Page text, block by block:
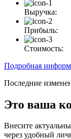
Выручка:
Прибыль:
Стоимость:
Подробная
Последние
Это ваша
Внесите
через удобный